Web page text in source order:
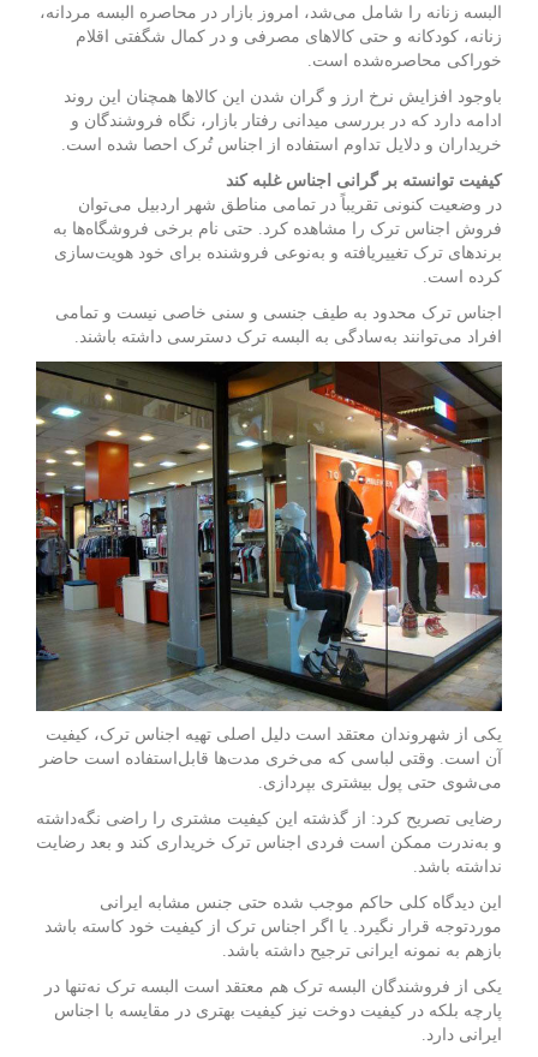
البسه زنانه را شامل می‌شد، امروز بازار در محاصره البسه مردانه،
زنانه، کودکانه و حتی کالاهای مصرفی و در کمال شگفتی اقلام
خوراکی محاصره‌شده است.
باوجود افزایش نرخ ارز و گران شدن این کالاها همچنان این روند
ادامه دارد که در بررسی میدانی رفتار بازار ، نگاه فروشندگان و
خریداران و دلایل تداوم استفاده از اجناس تُرک احصا شده است.
کیفیت توانسته بر گرانی اجناس غلبه کند
در وضعیت کنونی تقریباً در تمامی مناطق شهر اردبیل می‌توان
فروش اجناس ترک را مشاهده کرد. حتی نام برخی فروشگاه‌ها به
برندهای ترک تغییریافته و به‌نوعی فروشنده برای خود هویت‌سازی
کرده است.
اجناس ترک محدود به طیف جنسی و سنی خاصی نیست و تمامی
افراد می‌توانند به‌سادگی به البسه ترک دسترسی داشته باشند.
یکی از شهروندان معتقد است دلیل اصلی تهیه اجناس ترک، کیفیت
آن است. وقتی لباسی که می‌خری مدت‌ها قابل‌استفاده است حاضر
می‌شوی حتی پول بیشتری بپردازی.
رضایی تصریح کرد: از گذشته این کیفیت مشتری را راضی نگه‌داشته
و به‌ندرت ممکن است فردی اجناس ترک خریداری کند و بعد رضایت
نداشته باشد.
این دیدگاه کلی حاکم موجب شده حتی جنس مشابه ایرانی
موردتوجه قرار نگیرد. یا اگر اجناس ترک از کیفیت خود کاسته باشد
بازهم به نمونه ایرانی ترجیح داشته باشد.
یکی از فروشندگان البسه ترک هم معتقد است البسه ترک نه‌تنها در
پارچه بلکه در کیفیت دوخت نیز کیفیت بهتری در مقایسه با اجناس
ایرانی دارد.